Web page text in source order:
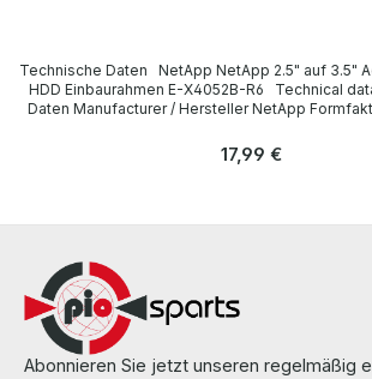
Technische Daten NetApp NetApp 2.5" auf 3.5" Adapter SAS LFF
HDD Einbaurahmen E-X4052B-R6 Technical data / Technische
Daten Manufacturer / Hersteller NetApp Formfaktor 2.5" auf 3.5”
Compatibility / Kompatibilität NetApp DE6600 / Power Vault
MD3060, 3260, 3460, 3660, 3860 LieferumfangDelivery /
found on the pages of the manufacturer. Weitere Informationen und
Regulärer Preis:
17,99 €
Abonnieren Sie jetzt unseren regelmäßig